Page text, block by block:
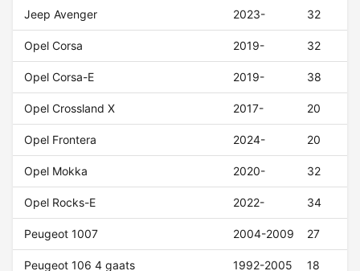
Jeep Avenger 2023- 32
Opel Corsa 2019- 32
Opel Corsa-E 2019- 38
Opel Crossland X 2017- 20
Opel Frontera 2024- 20
Opel Mokka 2020- 32
Opel Rocks-E 2022- 34
Peugeot 1007 2004-2009 27
Peugeot 106 4 gaats 1992-2005 18